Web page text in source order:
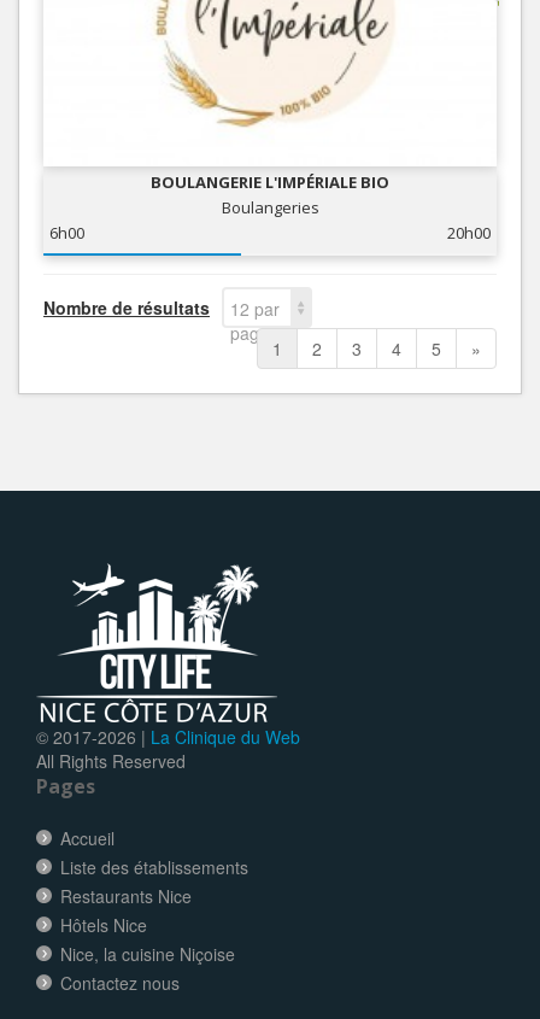
BOULANGERIE L'IMPÉRIALE BIO
Boulangeries
6h00
20h00
Nombre de résultats
12 par
page
1 2 3 4 5 »
© 2017-2026 | La Clinique du Web
All Rights Reserved
Pages
Accueil
Liste des établissements
Restaurants Nice
Hôtels Nice
Nice, la cuisine Niçoise
Contactez nous